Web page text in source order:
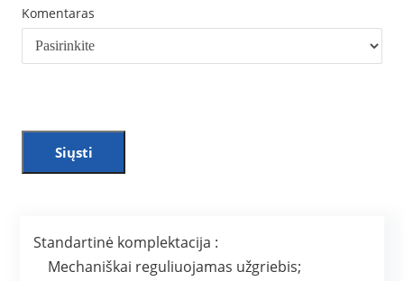
Komentaras
Siųsti
Standartinė komplektacija :
Mechaniškai reguliuojamas užgriebis;